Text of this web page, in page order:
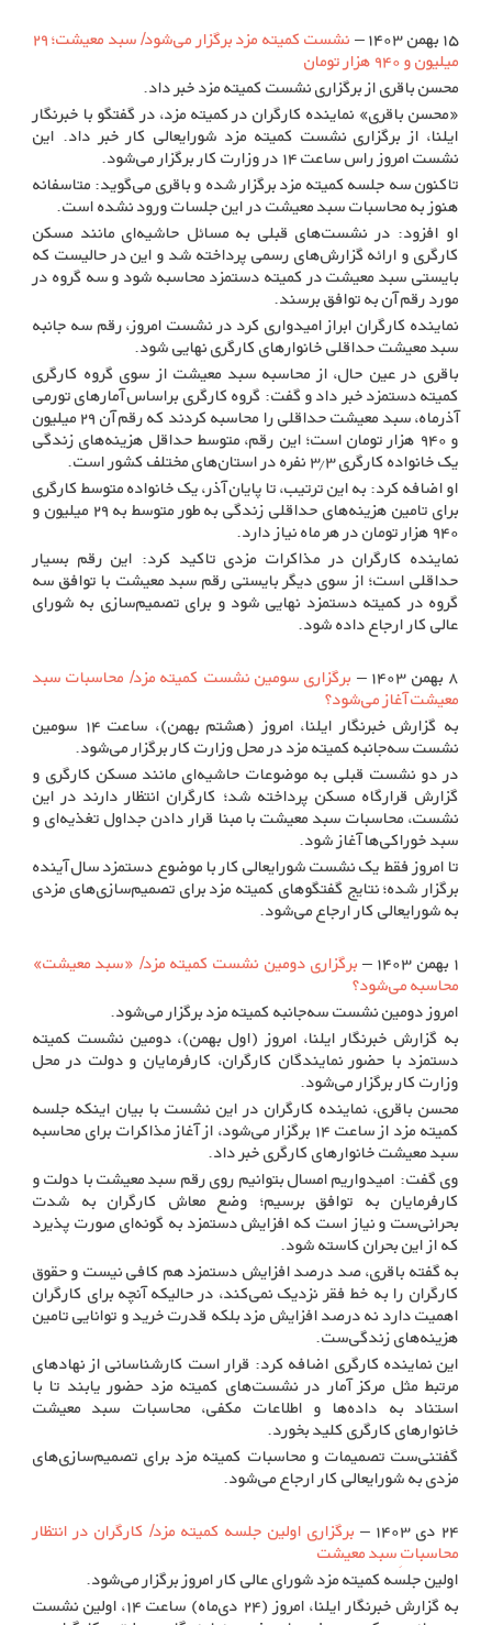
۱۵ بهمن ۱۴۰۳ –
نشست کمیته مزد برگزار می‌شود/ سبد معیشت؛ ۲۹
میلیون و ۹۴۰ هزار تومان
محسن باقری از برگزاری نشست کمیته مزد خبر داد.
«محسن باقری» نماینده کارگران در کمیته مزد، در گفتگو با خبرنگار
ایلنا، از برگزاری نشست کمیته مزد شورایعالی کار خبر داد. این
نشست امروز راس ساعت ۱۴ در وزارت کار برگزار می‌شود.
تاکنون سه جلسه کمیته مزد برگزار شده و باقری می‌گوید: متاسفانه
هنوز به محاسبات سبد معیشت در این جلسات ورود نشده است.
او افزود: در نشست‌های قبلی به مسائل حاشیه‌ای مانند مسکن
کارگری و ارائه گزارش‌های رسمی پرداخته شد و این در حالیست که
بایستی سبد معیشت در کمیته دستمزد محاسبه شود و سه گروه در
مورد رقم آن به توافق برسند.
نماینده کارگران ابراز امیدواری کرد در نشست امروز، رقم سه جانبه
سبد معیشت حداقلی خانوارهای کارگری نهایی شود.
باقری در عین حال، از محاسبه سبد معیشت از سوی گروه کارگری
کمیته دستمزد خبر داد و گفت: گروه کارگری براساس آمارهای تورمی
آذرماه، سبد معیشت حداقلی را محاسبه کردند که رقم آن ۲۹ میلیون
و ۹۴۰ هزار تومان است؛ این رقم، متوسط حداقل هزینه‌های زندگی
یک خانواده کارگری ۳.۳ نفره در استان‌های مختلف کشور است.
او اضافه کرد: به این ترتیب، تا پایان آذر، یک خانواده متوسط کارگری
برای تامین هزینه‌های حداقلی زندگی به طور متوسط به ۲۹ میلیون و
۹۴۰ هزار تومان در هر ماه نیاز دارد.
نماینده کارگران در مذاکرات مزدی تاکید کرد: این رقم بسیار
حداقلی است؛ از سوی دیگر بایستی رقم سبد معیشت با توافق سه
گروه در کمیته دستمزد نهایی شود و برای تصمیم‌سازی به شورای
عالی کار ارجاع داده شود.
۸ بهمن ۱۴۰۳ –
برگزاری سومین نشست کمیته مزد/ محاسبات سبد
معیشت آغاز می‌شود؟
به گزارش خبرنگار ایلنا، امروز (هشتم بهمن)، ساعت ۱۴ سومین
نشست سه‌جانبه کمیته مزد در محل وزارت کار برگزار می‌شود.
در دو نشست قبلی به موضوعات حاشیه‌ای مانند مسکن کارگری و
گزارش قرارگاه مسکن پرداخته شد؛ کارگران انتظار دارند در این
نشست، محاسبات سبد معیشت با مبنا قرار دادن جداول تغذیه‌ای و
سبد خوراکی‌ها آغاز شود.
تا امروز فقط یک نشست شورایعالی کار با موضوع دستمزد سال آینده
برگزار شده؛ نتایج گفتگوهای کمیته مزد برای تصمیم‌سازی‌های مزدی
به شورایعالی کار ارجاع می‌شود.
۱ بهمن ۱۴۰۳ –
برگزاری دومین نشست کمیته مزد/ «سبد معیشت»
محاسبه می‌شود؟
امروز دومین نشست سه‌جانبه کمیته مزد برگزار می‌شود.
به گزارش خبرنگار ایلنا، امروز (اول بهمن)، دومین نشست کمیته
دستمزد با حضور نمایندگان کارگران، کارفرمایان و دولت در محل
وزارت کار برگزار می‌شود.
محسن باقری، نماینده کارگران در این نشست با بیان اینکه جلسه
کمیته مزد از ساعت ۱۴ برگزار می‌شود، از آغاز مذاکرات برای محاسبه
سبد معیشت خانوارهای کارگری خبر داد.
وی گفت: امیدواریم امسال بتوانیم روی رقم سبد معیشت با دولت و
کارفرمایان به توافق برسیم؛ وضع معاش کارگران به شدت
بحرانی‌ست و نیاز است که افزایش دستمزد به گونه‌ای صورت پذیرد
که از این بحران کاسته شود.
به گفته باقری، صد درصد افزایش دستمزد هم کافی نیست و حقوق
کارگران را به خط فقر نزدیک نمی‌کند، در حالیکه آنچه برای کارگران
اهمیت دارد نه درصد افزایش مزد بلکه قدرت خرید و توانایی تامین
هزینه‌های زندگی‌ست.
این نماینده کارگری اضافه کرد: قرار است کارشناسانی از نهادهای
مرتبط مثل مرکز آمار در نشست‌های کمیته مزد حضور یابند تا با
استناد به داده‌ها و اطلاعات مکفی، محاسبات سبد معیشت
خانوارهای کارگری کلید بخورد.
گفتنی‌ست تصمیمات و محاسبات کمیته مزد برای تصمیم‌سازی‌های
مزدی به شورایعالی کار ارجاع می‌شود.
۲۴ دی ۱۴۰۳ –
برگزاری اولین جلسه کمیته مزد/ کارگران در انتظار
محاسباتِ سبد معیشت
اولین جلسه کمیته مزد شورای عالی کار امروز برگزار می‌شود.
به گزارش خبرنگار ایلنا، امروز (۲۴ دی‌ماه) ساعت ۱۴، اولین نشست